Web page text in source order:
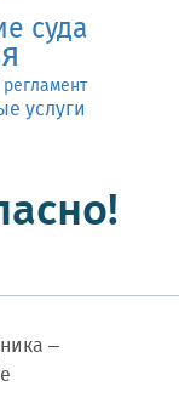
суда
услуги
–